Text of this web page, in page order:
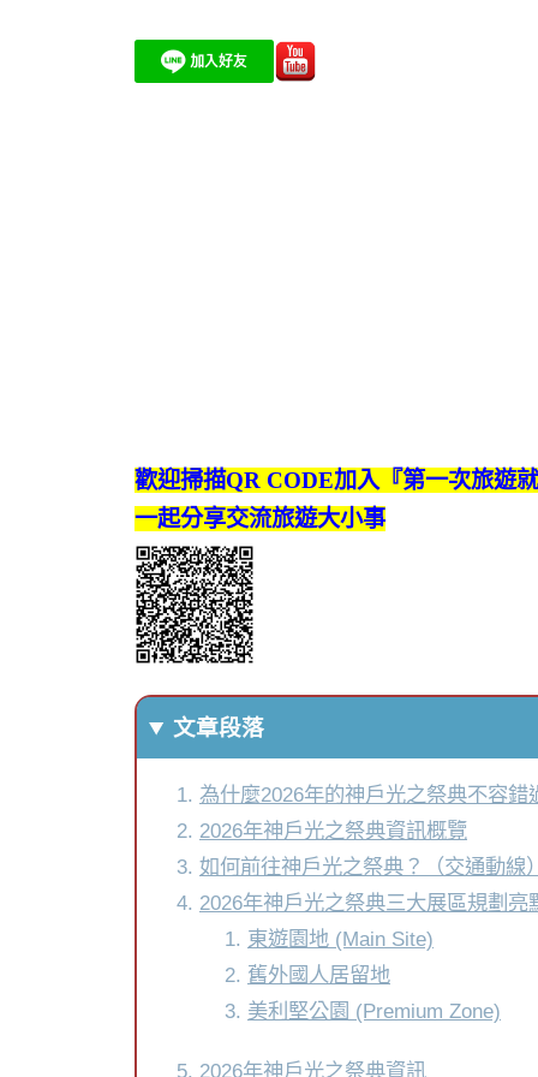
歡迎掃描QR CODE加入『第一次旅遊
一起分享交流旅遊大小事
文章段落
為什麼2026年的神戶光之祭典不容錯
2026年神戶光之祭典資訊概覽
如何前往神戶光之祭典？（交通動線）
2026年神戶光之祭典三大展區規劃亮
東遊園地 (Main Site)
舊外國人居留地
美利堅公園 (Premium Zone)
2026年神戶光之祭典資訊